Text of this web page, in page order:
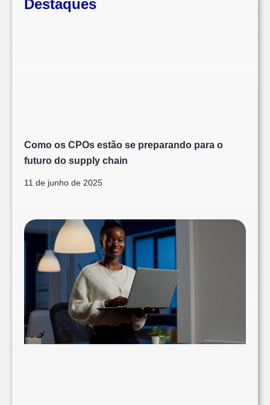
Destaques
Como os CPOs estão se preparando para o
futuro do supply chain
11 de junho de 2025